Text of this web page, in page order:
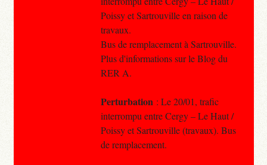
Poissy et Sartrouville en raison de
travaux.
Bus de remplacement à Sartrouville.
Plus d'informations sur le Blog du
RER A.
Perturbation : Le 20/01, trafic
interrompu entre Cergy – Le Haut /
Poissy et Sartrouville (travaux). Bus
de remplacement.